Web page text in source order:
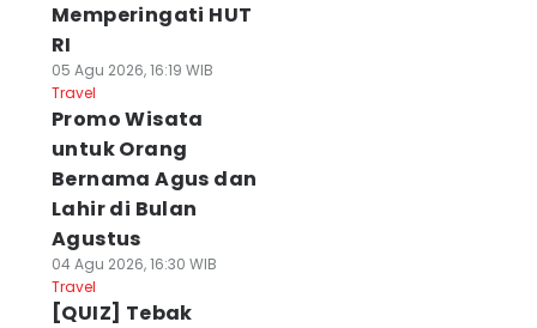
Memperingati HUT
RI
05 Agu 2026, 16:19 WIB
Travel
Promo Wisata
untuk Orang
Bernama Agus dan
Lahir di Bulan
Agustus
04 Agu 2026, 16:30 WIB
Travel
[QUIZ] Tebak